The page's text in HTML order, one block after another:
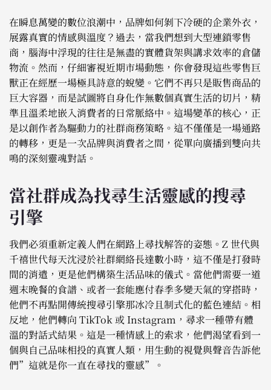
在瞬息萬變的數位浪潮中，品牌如何剝下冷硬的企業外衣，
展露真實的情感與溫度？過去，當我們想到大型連鎖零售
商，腦海中浮現的往往是無盡的實體貨架與講求效率的倉儲
物流。然而，仔細審視近期市場動態，你會發現這些零售巨
獸正在經歷一場極具詩意的蛻變。它們不再只是販售商品的
巨大容器，而是試圖將自身化作無數個真實生活的切片，精
準且溫柔地嵌入消費者的日常脈絡中。這場變革的核心，正
是以創作者為驅動力的社群商務策略。這不僅僅是一場通路
的轉移，更是一次品牌與消費者之間，從單向廣播到雙向共
鳴的深刻靈魂對話。
當社群成為找尋生活靈感的搜尋
引擎
我們必須重新定義人們在網路上尋找解答的姿態。Z 世代與
千禧世代每天沈浸於社群網絡長達數小時，這不僅是打發時
間的消遣，更是他們構築生活品味的儀式。當他們需要一道
週末晚餐的食譜、或者一套能應付春季多變天氣的穿搭時，
他們不再點開傳統搜尋引擎那冰冷且制式化的藍色連結。相
反地，他們轉向 TikTok 或 Instagram，尋求一種帶有體
溫的對話式結果。這是一種情感上的索求，他們渴望看到一
個與自己品味相投的真實人類，用生動的視覺與聲音告訴他
們”這就是你一直在尋找的靈感”。